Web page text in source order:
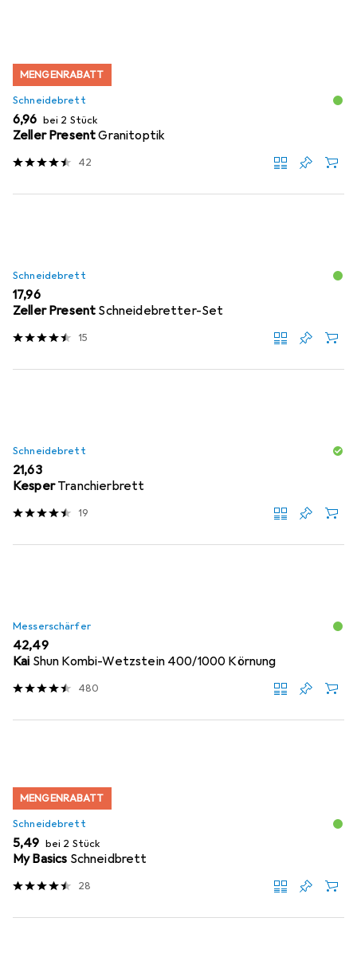
MENGENRABATT
Schneidebrett
EUR
6,96 bei 2 Stück
Zeller PresentGranitoptik
42
Schneidebrett
EUR
17,96
Zeller Present Schneidebretter-Set
15
Schneidebrett
EUR
21,63
Kesper Tranchierbrett
19
Messerschärfer
EUR
42,49
Kai Shun Kombi-Wetzstein 400/1000 Körnung
480
MENGENRABATT
Schneidebrett
EUR
5,49 bei 2 Stück
My Basics Schneidbrett
28